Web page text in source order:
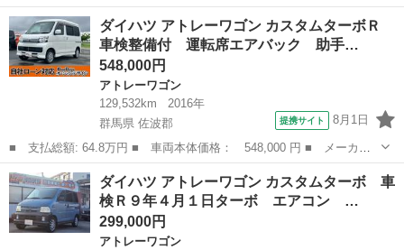
ー名： ダイハツ ■ 車種名： アトレーワゴン ■ グレード名：
カスタムターボＲＳリミテッド ＳＡ３ ４ＷＤ 左側パワースライ
ドドア ...
岡山 岡山市 アトレーワゴン
ダイハツ アトレーワゴン カスタムターボＲ
車検整備付 運転席エアバック 助手…
548,000円
アトレーワゴン
129,532km
2016年
群馬県 佐波郡
提携サイト 8月1日
■ 支払総額: 64.8万円 ■ 車両本体価格： 548,000 円 ■ メーカー
名： ダイハツ ■ 車種名： アトレーワゴン ■ グレード名： カ
スタムターボＲ 車検整備付 運転席エアバック 助手席エアバッ
ク ＡＢＳ パ...
群馬 佐波郡 アトレーワゴン
ダイハツ アトレーワゴン カスタムターボ 車
検Ｒ９年４月１日ターボ エアコン …
299,000円
アトレーワゴン